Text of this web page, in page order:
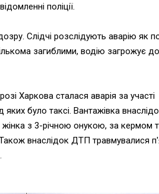
поліції.
Слідчі розслідують аварію як
загиблими, водію загрожує до
Харкова сталася аварія за участі
яких було таксі. Вантажівка
жінка з 3-річною онукою, за кермом
Також внаслідок ДТП травмувалися